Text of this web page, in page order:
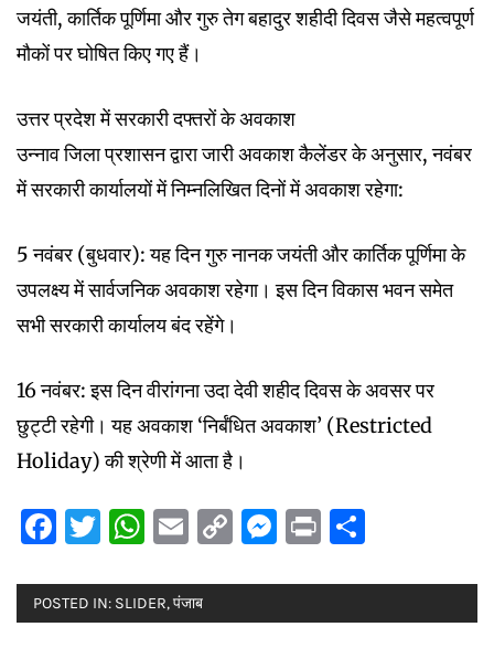
जयंती, कार्तिक पूर्णिमा और गुरु तेग बहादुर शहीदी दिवस जैसे महत्वपूर्ण
मौकों पर घोषित किए गए हैं।
उत्तर प्रदेश में सरकारी दफ्तरों के अवकाश
उन्नाव जिला प्रशासन द्वारा जारी अवकाश कैलेंडर के अनुसार, नवंबर
में सरकारी कार्यालयों में निम्नलिखित दिनों में अवकाश रहेगा:
5 नवंबर (बुधवार): यह दिन गुरु नानक जयंती और कार्तिक पूर्णिमा के
उपलक्ष्य में सार्वजनिक अवकाश रहेगा। इस दिन विकास भवन समेत
सभी सरकारी कार्यालय बंद रहेंगे।
16 नवंबर: इस दिन वीरांगना उदा देवी शहीद दिवस के अवसर पर
छुट्टी रहेगी। यह अवकाश ‘निर्बंधित अवकाश’ (Restricted
Holiday) की श्रेणी में आता है।
Facebook
Twitter
WhatsApp
Email
CopyMessenger
Print
POSTED IN: SLIDER,पंजाब